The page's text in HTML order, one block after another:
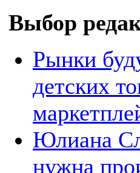
Выбор
Рынки
детских
Юлиана
нужна